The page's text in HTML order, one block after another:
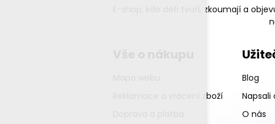
E-shop, kde děti tvoří, zkoumají a
Reklamace a vrácení zboží
Blog
Napsali
O nás